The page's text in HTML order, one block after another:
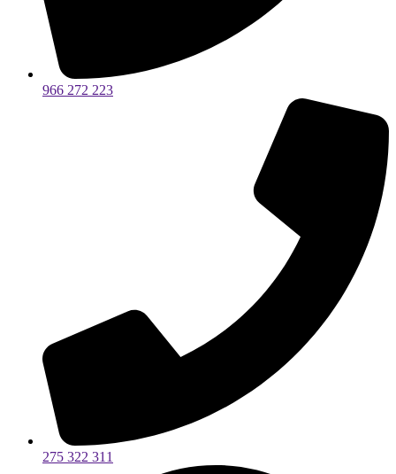
966 272 223
275 322 311